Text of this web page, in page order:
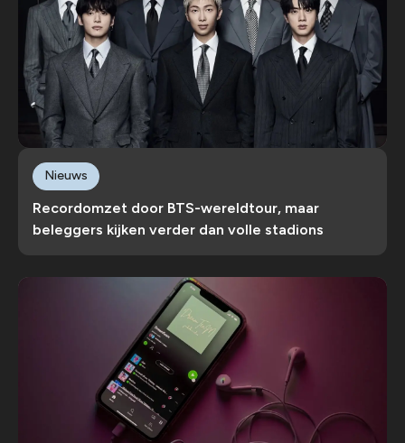
Recordomzet door BTS-wereldtour, maar
beleggers kijken verder dan volle stadions
Nieuws